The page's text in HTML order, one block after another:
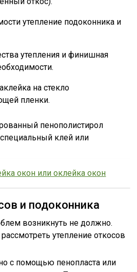
утепление подоконника и
утепления и финишная
на стекло
пленки.
пенополистирол
клей или
окон или оклейка окон
и подоконника
возникнуть не должно.
утепление откосов
с помощью пенопласта или